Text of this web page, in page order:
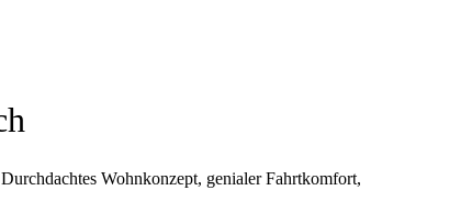
Wohnkonzept, genialer Fahrtkomfort,